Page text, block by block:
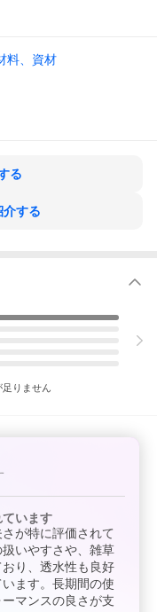
通できません。
値ではありません。
るので耐久性や雑草抑
夫？
料、資材
る
介する
りません
います
が特に評価されて
いやすさや、雑草
り、透水性も良好
ます。長期間の使
マンスの良さが支